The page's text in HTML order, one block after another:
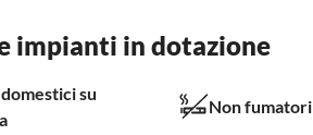
impianti in dotazione
su
Non fumatori